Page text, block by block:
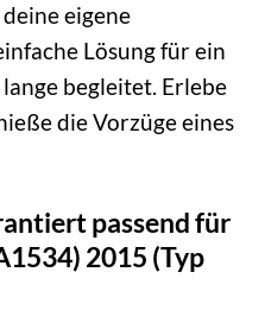
eigene
Lösung für ein
begleitet. Erlebe
die Vorzüge eines
passend für
2015 (Typ